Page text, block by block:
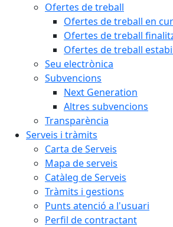
Ofertes de treball
Ofertes de treball en
Ofertes de treball
Ofertes de treball
Seu electrònica
Subvencions
Next Generation
Altres subvencions
Transparència
Serveis i tràmits
Carta de Serveis
Mapa de serveis
Catàleg de Serveis
Tràmits i gestions
Punts atenció a l'usuari
Perfil de contractant